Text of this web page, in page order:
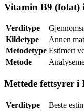
Vitamin B9 (folat)
Verditype
Kildetype
Annen
Metodetype Estimert
Metode
Mettede fettsyrer i
Verditype
Beste